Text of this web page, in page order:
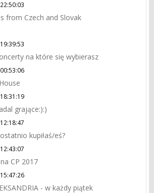
from Czech and Slovak
na które się wybierasz
grające:):)
kupiłaś/eś?
CP 2017
- w każdy piątek